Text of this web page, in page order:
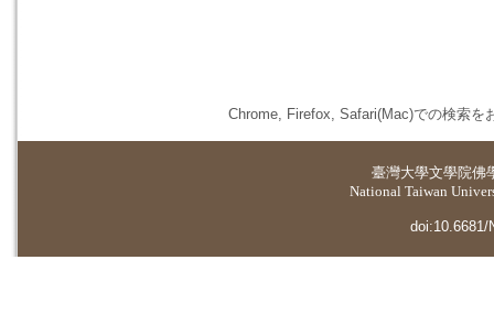
Chrome, Firefox, Safari(Mac)での検索を
臺灣大學文學院佛
National Taiwan
doi:10.6681/